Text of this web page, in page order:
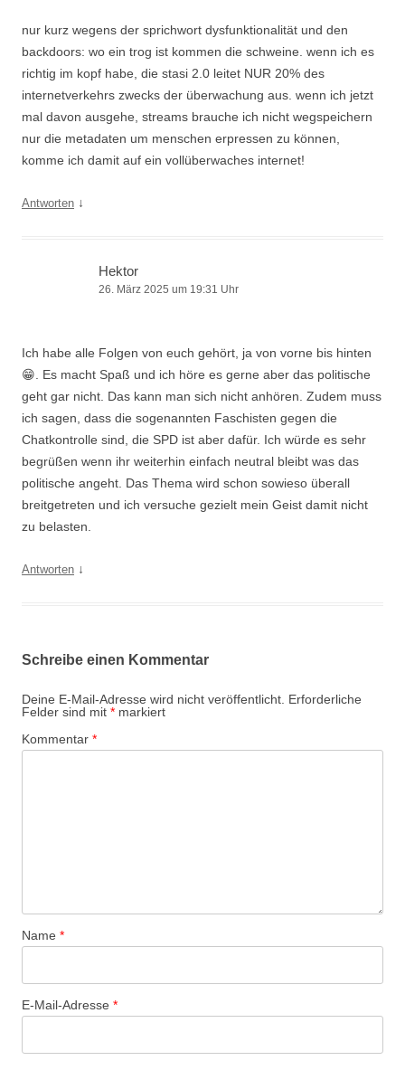
nur kurz wegens der sprichwort dysfunktionalität und den
backdoors: wo ein trog ist kommen die schweine. wenn ich es
richtig im kopf habe, die stasi 2.0 leitet NUR 20% des
internetverkehrs zwecks der überwachung aus. wenn ich jetzt
mal davon ausgehe, streams brauche ich nicht wegspeichern
nur die metadaten um menschen erpressen zu können,
komme ich damit auf ein vollüberwaches internet!
Antworten ↓
Hektor
26. März 2025 um 19:31 Uhr
Ich habe alle Folgen von euch gehört, ja von vorne bis hinten
😁. Es macht Spaß und ich höre es gerne aber das politische
geht gar nicht. Das kann man sich nicht anhören. Zudem muss
ich sagen, dass die sogenannten Faschisten gegen die
Chatkontrolle sind, die SPD ist aber dafür. Ich würde es sehr
begrüßen wenn ihr weiterhin einfach neutral bleibt was das
politische angeht. Das Thema wird schon sowieso überall
breitgetreten und ich versuche gezielt mein Geist damit nicht
zu belasten.
Antworten ↓
Schreibe einen Kommentar
Deine E-Mail-Adresse wird nicht veröffentlicht. Erforderliche
Felder sind mit * markiert
Kommentar *
Name *
E-Mail-Adresse *